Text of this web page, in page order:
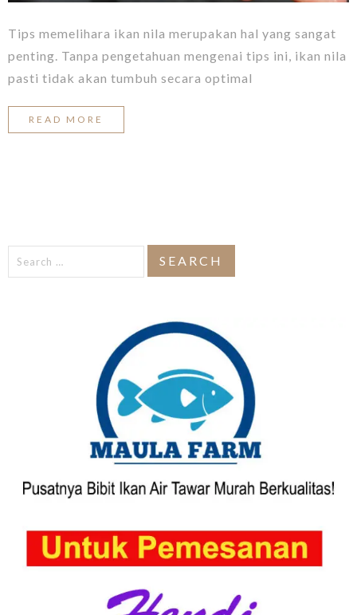
Tips memelihara ikan nila merupakan hal yang sangat
penting. Tanpa pengetahuan mengenai tips ini, ikan nila
pasti tidak akan tumbuh secara optimal
READ MORE
Search
for: